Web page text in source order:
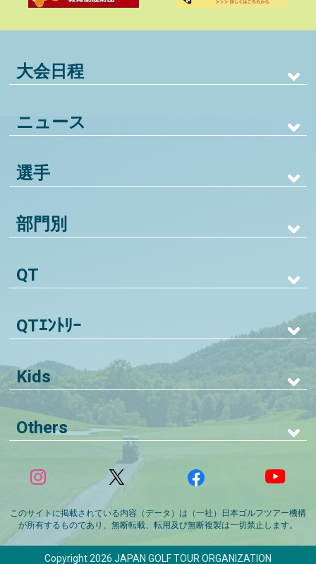
大会日程
ニュース
選手
部門別
QT
QTｴﾝﾄﾘｰ
Kids
Others
このサイトに掲載されている内容（データ）は（一社）日本ゴルフツアー機構
が所有するものであり、無断転載、転用及び無断複製は一切禁止します。
Copyright 2026 JAPAN GOLF TOUR ORGANIZATION